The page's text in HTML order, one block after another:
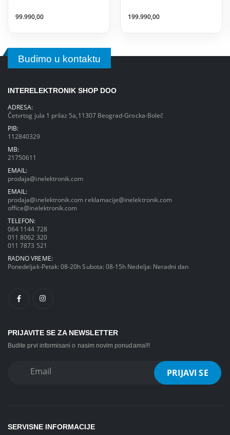
99.990,00 199.990,00
Budimo u kontaktu
INTERELEKTRONIK SHOP DOO
ADRESA:
Četvrtog jula 1 prilaz 5a,11307 Beograd-Grocka-Boleč
PIB:
112840329
MB:
21750611
EMAIL:
prodaja@inelektronik.com
EMAIL:
prodaja@inelektronik.com reklamacije@inelektronik.com
office@inelektronik.com
TELEFON:
064 1144 728
011 8062 320
011 7873 521
RADNO VREME:
Ponedeljak-Petak: 08-20h Subota: 08-15h Nedelja: Neradni dan
PRIJAVITE SE ZA NEWSLETTER
Budite prvi informisani o nasim novim ponudama!!!
SERVISNE INFORMACIJE